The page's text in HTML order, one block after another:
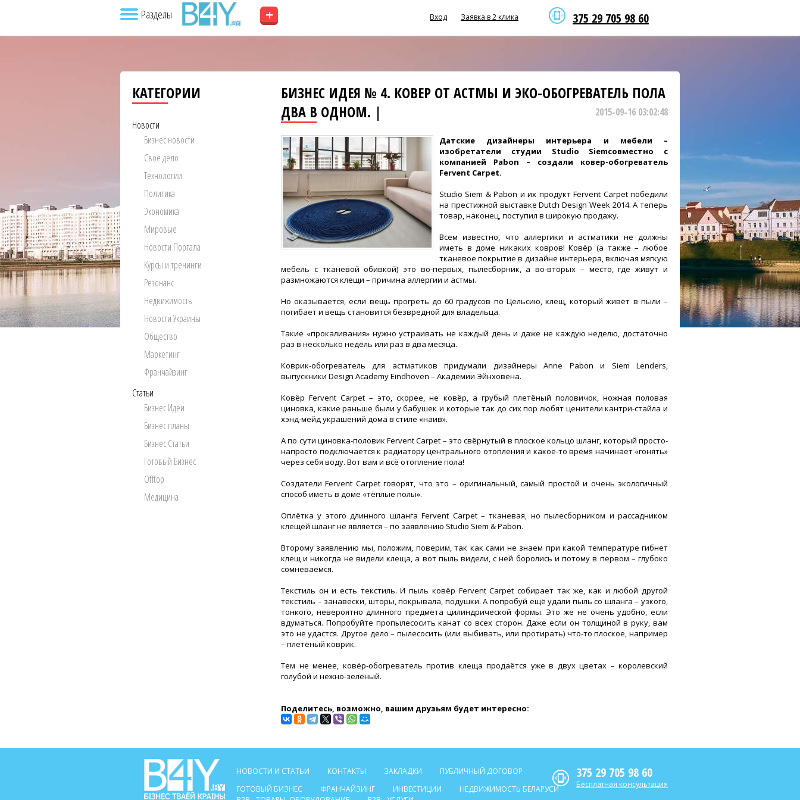
Разделы + 375 29 705 98 60
Вход Заявка в 2 клика
КАТЕГОРИИ
Новости
Бизнес новости
Свое дело
Технологии
Политика
Экономика
Мировые
Новости Портала
Курсы и тренинги
Резонанс
Недвижимость
Новости Украины
Общество
Маркетинг
Франчайзинг
Статьи
Бизнес Идеи
Бизнес планы
Бизнес Статьи
Готовый Бизнес
Offtop
Медицина
БИЗНЕС ИДЕЯ № 4. КОВЕР ОТ АСТМЫ И ЭКО-ОБОГРЕВАТЕЛЬ ПОЛА
ДВА В ОДНОМ. |
2015-09-16 03:02:48
Датские дизайнеры интерьера и мебели –
изобретатели студии Studio Siemсовместно с
компанией Pabon – создали ковер-обогреватель
Fervent Carpet.
Studio Siem & Pabon и их продукт Fervent Carpet победили
на престижной выставке Dutch Design Week 2014. А теперь
товар, наконец, поступил в широкую продажу.
Всем известно, что аллергики и астматики не должны
иметь в доме никаких ковров! Ковёр (а также – любое
тканевое покрытие в дизайне интерьера, включая мягкую
мебель с тканевой обивкой) это во-первых, пылесборник, а во-вторых – место, где живут и
размножаются клещи – причина аллергии и астмы.
Но оказывается, если вещь прогреть до 60 градусов по Цельсию, клещ, который живёт в пыли –
погибает и вещь становится безвредной для владельца.
Такие «прокаливания» нужно устраивать не каждый день и даже не каждую неделю, достаточно
раз в несколько недель или раз в два месяца.
Коврик-обогреватель для астматиков придумали дизайнеры Anne Pabon и Siem Lenders,
выпускники Design Academy Eindhoven – Академии Эйнховена.
Ковёр Fervent Carpet – это, скорее, не ковёр, а грубый плетёный половичок, ножная половая
циновка, какие раньше были у бабушек и которые так до сих пор любят ценители кантри-стайла и
хэнд-мейд украшений дома в стиле «наив».
А по сути циновка-половик Fervent Carpet – это свёрнутый в плоское кольцо шланг, который просто-
напросто подключается к радиатору центрального отопления и какое-то время начинает «гонять»
через себя воду. Вот вам и всё отопление пола!
Создатели Fervent Carpet говорят, что это – оригинальный, самый простой и очень экологичный
способ иметь в доме «тёплые полы».
Оплётка у этого длинного шланга Fervent Carpet – тканевая, но пылесборником и рассадником
клещей шланг не является – по заявлению Studio Siem & Pabon.
Второму заявлению мы, положим, поверим, так как сами не знаем при какой температуре гибнет
клещ и никогда не видели клеща, а вот пыль видели, с ней боролись и потому в первом – глубоко
сомневаемся.
Текстиль он и есть текстиль. И пыль ковёр Fervent Carpet собирает так же, как и любой другой
текстиль – занавески, шторы, покрывала, подушки. А попробуй ещё удали пыль со шланга – узкого,
тонкого, невероятно длинного предмета цилиндрической формы. Это же не очень удобно, если
вдуматься. Попробуйте пропылесосить канат со всех сторон. Даже если он толщиной в руку, вам
это не удастся. Другое дело – пылесосить (или выбивать, или протирать) что-то плоское, например
– плетёный коврик.
Тем не менее, ковёр-обогреватель против клеща продаётся уже в двух цветах – королевский
голубой и нежно-зелёный.
Поделитесь, возможно, вашим друзьям будет интересно:
НОВОСТИ И СТАТЬИ КОНТАКТЫ ЗАКЛАДКИ
ПУБЛИЧНЫЙ ДОГОВОР
ГОТОВЫЙ БИЗНЕС
ФРАНЧАЙЗИНГ ИНВЕСТИЦИИ
НЕДВИЖИМОСТЬ БЕЛАРУСИ
375 29 705 98 60
Бесплатная консультация